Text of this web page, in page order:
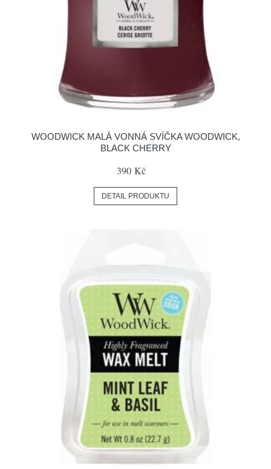
WOODWICK MALÁ VONNÁ SVÍČKA WOODWICK,
BLACK CHERRY
390 Kč
DETAIL PRODUKTU